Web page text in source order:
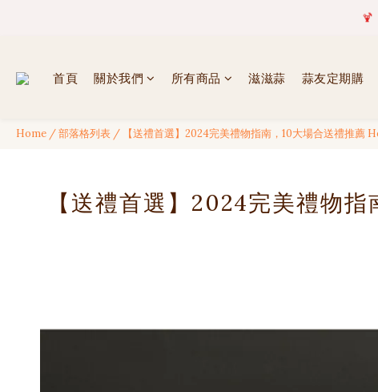
✦ 美好
🍹
首頁 關於我們 所有商品 滋滋蒜 蒜友定期購
Home /部落格列表 / 【送禮首選】2024完美禮物指南，10大場合送禮推薦
【送禮首選】2024完美禮物